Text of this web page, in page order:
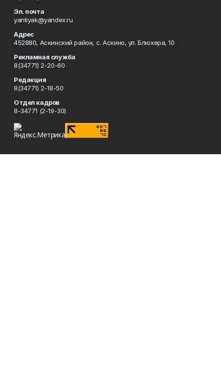
Эл. почта
yantiyak@yandex.ru
Адрес
452880, Аскинский район, с. Аскино, ул. Блюхера, 10
Рекламная служба
8(34771) 2-20-60
Редакция
8(34771) 2-18-50
Отдел кадров
8-34771 (2-19-30)